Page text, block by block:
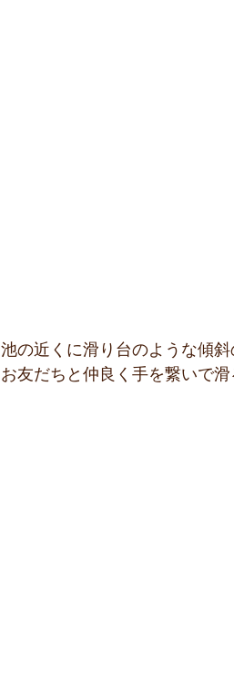
池の近くに滑り台のような傾斜
お友だちと仲良く手を繋いで